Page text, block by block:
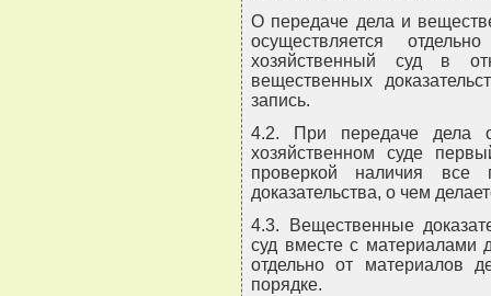
О передаче дела и
осуществляется
хозяйственный суд в
вещественных
запись.
4.2. При передаче дела
хозяйственном суде
проверкой наличия все
доказательства, о чем
4.3. Вещественные
суд вместе с материалами
отдельно от материалов
порядке.